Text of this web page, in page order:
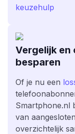
keuzehulp
Vergelijk en
besparen
Of je nu een
Smartphone.nl
van
overzichtelijk